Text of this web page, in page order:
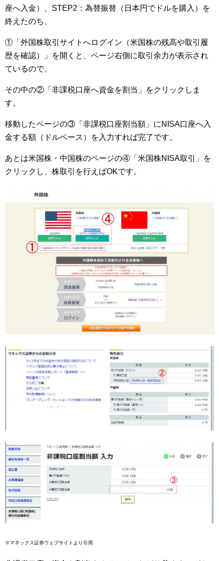
座へ入金）、STEP2：為替振替（日本円でドルを購入）を
終えたのち、
①「外国株取引サイトへログイン（米国株の残高や取引履
歴を確認）」を開くと、ページ右側に取引余力が表示され
ているので、
その中の②「非課税口座へ資金を割当」をクリックしま
す。
移動したページの③「非課税口座割当額」にNISA口座へ入
金する額（ドルベース）を入力すれば完了です。
あとは米国株・中国株のページの④「米国株NISA取引」を
クリックし、株取引を行えばOKです。
※マネックス証券ウェブサイトより引用